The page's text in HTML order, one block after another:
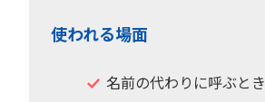
使われる場面
名前の代わりに呼ぶとき